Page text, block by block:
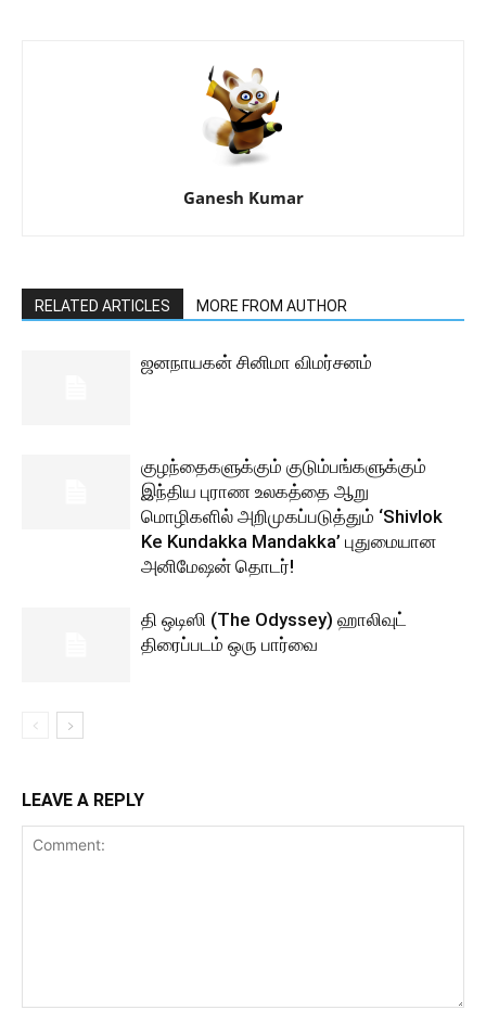
Ganesh Kumar
RELATED ARTICLES MORE FROM AUTHOR
ஜனநாயகன் சினிமா விமர்சனம்
குழந்தைகளுக்கும் குடும்பங்களுக்கும்
இந்திய புராண உலகத்தை ஆறு
மொழிகளில் அறிமுகப்படுத்தும் ‘Shivlok
Ke Kundakka Mandakka’ புதுமையான
அனிமேஷன் தொடர்!
தி ஒடிஸி (The Odyssey) ஹாலிவுட்
திரைப்படம் ஒரு பார்வை
LEAVE A REPLY